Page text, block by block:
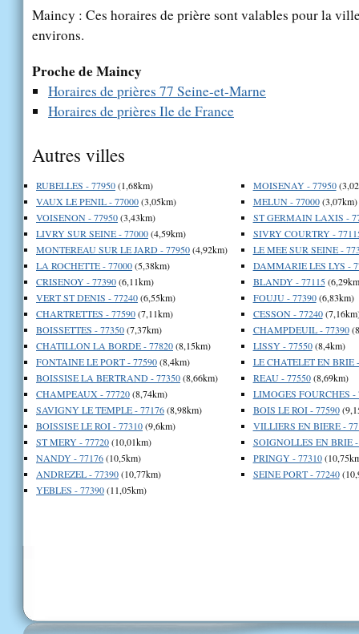
Maincy : Ces horaires de prière sont valables pour la
environs.
Proche de Maincy
Horaires de prières 77 Seine-et-Marne
Horaires de prières Ile de France
Autres villes
RUBELLES - 77950(1,68km)
VAUX LE PENIL - 77000(3,05km)
VOISENON - 77950(3,43km)
LIVRY SUR SEINE - 77000(4,59km)
MONTEREAU SUR LE JARD - 77950(4,92km)
LA ROCHETTE - 77000(5,38km)
CRISENOY - 77390(6,11km)
VERT ST DENIS - 77240(6,55km)
CHARTRETTES - 77590(7,11km)
BOISSETTES - 77350(7,37km)
CHATILLON LA BORDE - 77820(8,15km)
FONTAINE LE PORT - 77590(8,4km)
BOISSISE LA BERTRAND - 77350(8,66km)
CHAMPEAUX - 77720(8,74km)
SAVIGNY LE TEMPLE - 77176(8,98km)
BOISSISE LE ROI - 77310(9,6km)
ST MERY - 77720(10,01km)
NANDY - 77176(10,5km)
ANDREZEL - 77390(10,77km)
YEBLES - 77390(11,05km)
MOISENAY - 77950
MELUN - 77000(3,07km)
ST GERMAIN LAXIS -
SIVRY COURTRY -
LE MEE SUR SEINE -
DAMMARIE LES LYS -
BLANDY - 77115
FOUJU - 77390(6,83km)
CESSON - 77240
CHAMPDEUIL - 77390
LISSY - 77550(8,4km)
LE CHATELET EN BRIE
REAU - 77550(8,69km)
LIMOGES FOURCHES -
BOIS LE ROI - 77590
VILLIERS EN BIERE -
SOIGNOLLES EN BRIE -
PRINGY - 77310
SEINE PORT - 77240